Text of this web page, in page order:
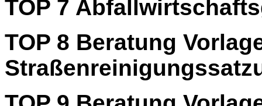
TOP 7
TOP 8 Beratung